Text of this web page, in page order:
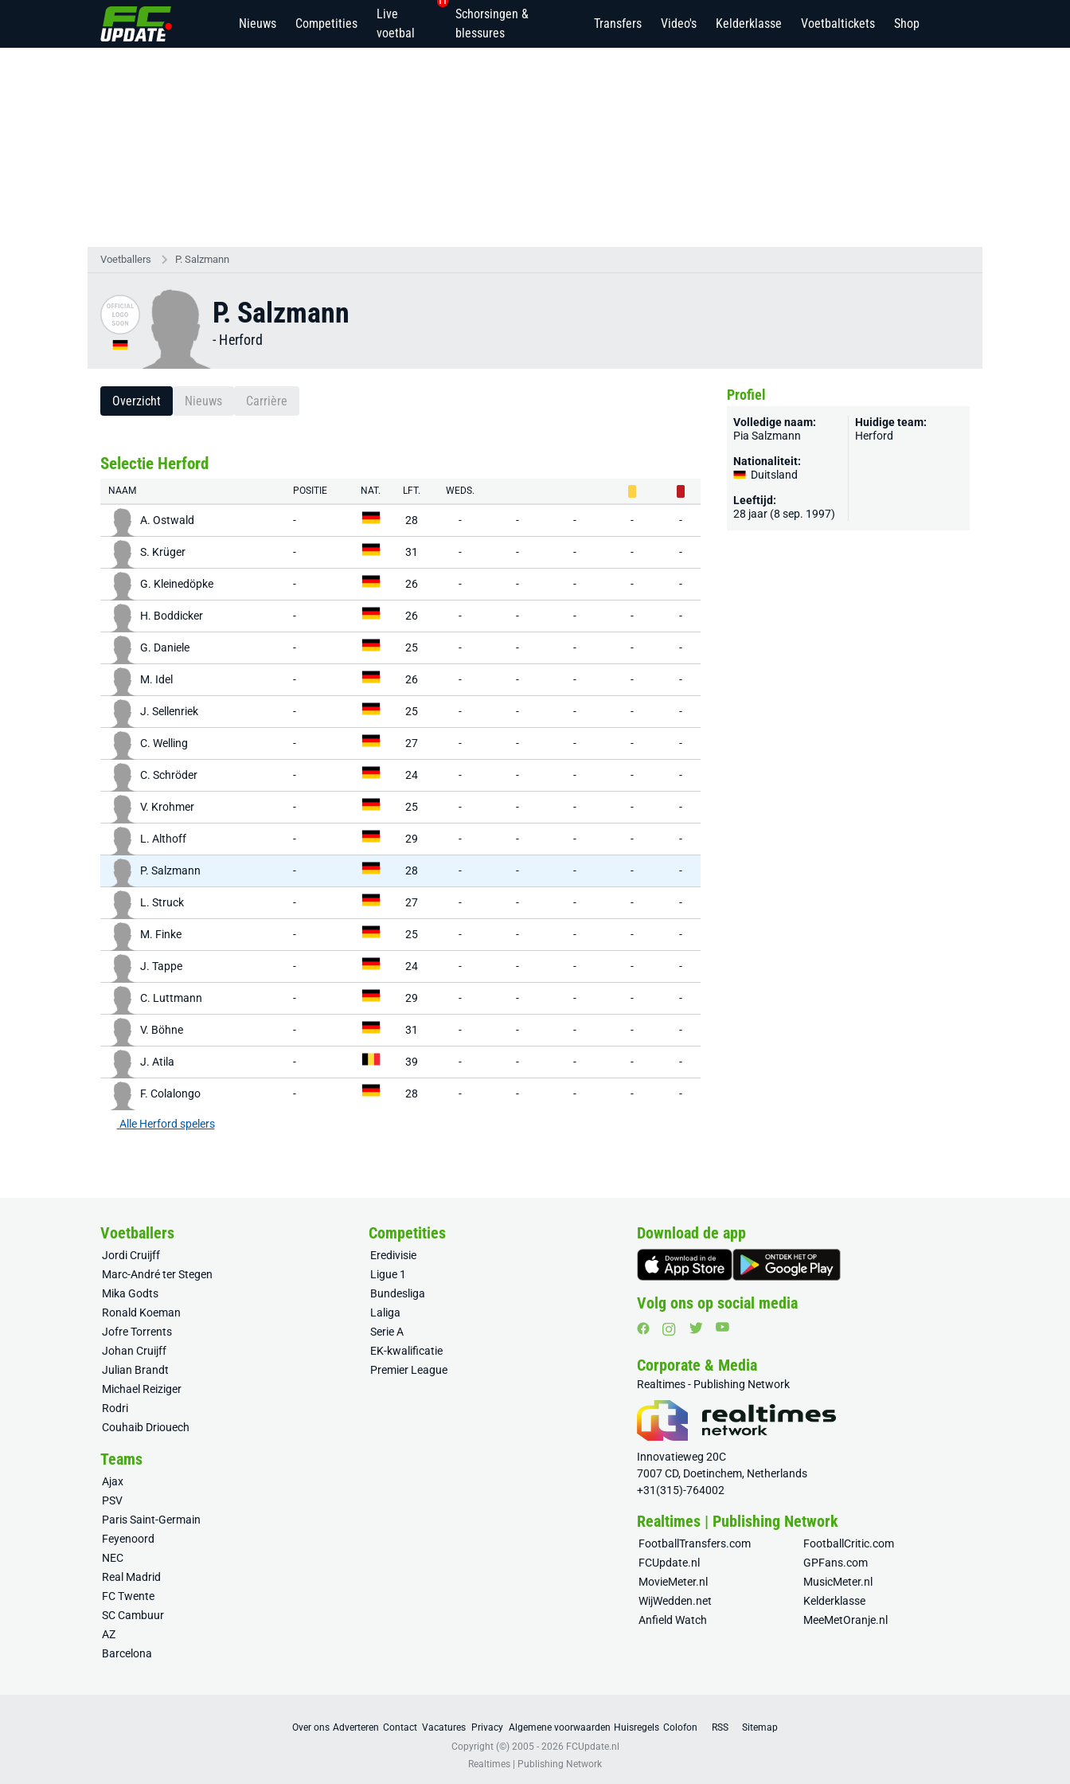
Nieuws Competities
Live
voetbal
Schorsingen &
blessures
Transfers Video's Kelderklasse Voetbaltickets Shop
Voetballers P. Salzmann
P. Salzmann
- Herford
Overzicht Nieuws Carrière
Selectie Herford
NAAM POSITIE NAT. LFT. WEDS.
A. Ostwald - 28 - - - - -
S. Krüger - 31 - - - - -
G. Kleinedöpke - 26 - - - - -
H. Boddicker - 26 - - - - -
G. Daniele - 25 - - - - -
M. Idel - 26 - - - - -
J. Sellenriek - 25 - - - - -
C. Welling - 27 - - - - -
C. Schröder - 24 - - - - -
V. Krohmer - 25 - - - - -
L. Althoff - 29 - - - - -
P. Salzmann - 28 - - - - -
L. Struck - 27 - - - - -
M. Finke - 25 - - - - -
J. Tappe - 24 - - - - -
C. Luttmann - 29 - - - - -
V. Böhne - 31 - - - - -
J. Atila - 39 - - - - -
F. Colalongo - 28 - - - - -
Alle Herford spelers
Profiel
Volledige naam:
Pia Salzmann
Nationaliteit:
Duitsland
Leeftijd:
28 jaar (8 sep. 1997)
Huidige team:
Herford
Voetballers
Jordi Cruijff
Marc-André ter Stegen
Mika Godts
Ronald Koeman
Jofre Torrents
Johan Cruijff
Julian Brandt
Michael Reiziger
Rodri
Couhaib Driouech
Competities
Eredivisie
Ligue 1
Bundesliga
Laliga
Serie A
EK-kwalificatie
Premier League
Teams
Ajax
PSV
Paris Saint-Germain
Feyenoord
NEC
Real Madrid
FC Twente
SC Cambuur
AZ
Barcelona
Download de app
Volg ons op social media
Corporate & Media
Realtimes - Publishing Network
Innovatieweg 20C
7007 CD, Doetinchem, Netherlands
+31(315)-764002
Realtimes | Publishing Network
FootballTransfers.com
FootballCritic.com
FCUpdate.nl
GPFans.com
MovieMeter.nl
MusicMeter.nl
WijWedden.net
Kelderklasse
Anfield Watch
MeeMetOranje.nl
Over ons Adverteren Contact Vacatures Privacy Algemene voorwaarden Huisregels Colofon RSS
Sitemap
Copyright (©) 2005 - 2026 FCUpdate.nl
Realtimes | Publishing Network